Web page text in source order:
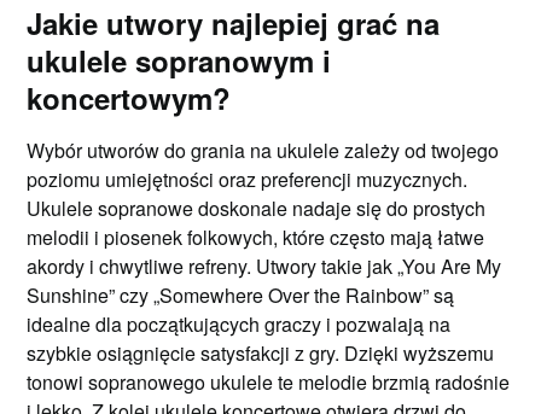
Jakie utwory najlepiej grać na
ukulele sopranowym i
koncertowym?
Wybór utworów do grania na ukulele zależy od twojego
poziomu umiejętności oraz preferencji muzycznych.
Ukulele sopranowe doskonale nadaje się do prostych
melodii i piosenek folkowych, które często mają łatwe
akordy i chwytliwe refreny. Utwory takie jak „You Are My
Sunshine” czy „Somewhere Over the Rainbow” są
idealne dla początkujących graczy i pozwalają na
szybkie osiągnięcie satysfakcji z gry. Dzięki wyższemu
tonowi sopranowego ukulele te melodie brzmią radośnie